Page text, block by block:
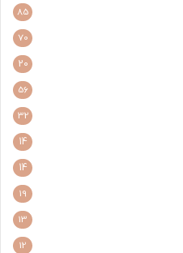
85
70
20
56
32
14
14
19
13
12